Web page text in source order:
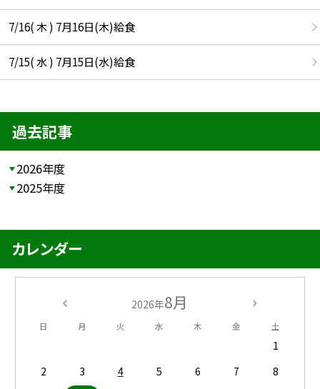
7/16( 木 ) 7月16日(木)給食
7/15( 水 ) 7月15日(水)給食
過去記事
2026年度
2025年度
カレンダー
2026年8月
日 月 火 水 木 金 土
1
2
3 4 5 6 7
8